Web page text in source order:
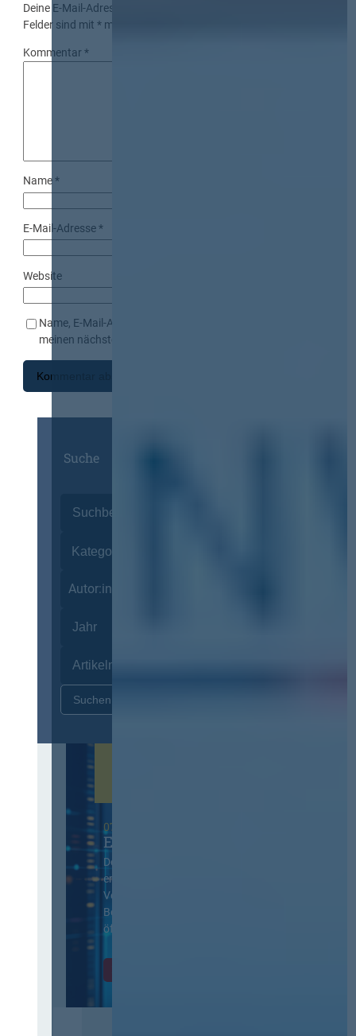
Deine E-Mail-Adresse wird nicht veröffentlicht.
Felder sind mit* markiert
Kommentar*
Name*
E-Mail-Adresse*
Website
Name, E-Mail-Adresse und Website in diesem Browser für
meinen nächsten Kommentar speichern.
Suche
Autor:innen
07. Oktober 2026 in Berlin
EVB-IT Thementag
Der Thementag für die
ergänzenden
Vertragsbedingungen von IT-
Beschaffung in der
öffentlichen Verwaltung